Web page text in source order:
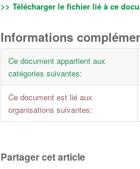
>> Télécharger le fichier lié à ce
Informations
Ce document appartient aux
catégories suivantes:
Ce document est lié aux
organisations suivantes:
Partager cet article